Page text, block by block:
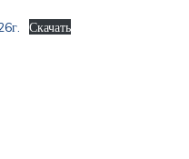
Скачать